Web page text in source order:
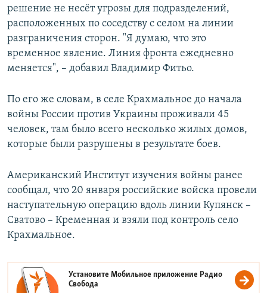
решение не несёт угрозы для подразделений,
расположенных по соседству с селом на линии
разграничения сторон. "Я думаю, что это
временное явление. Линия фронта ежедневно
меняется", – добавил Владимир Фитьо.
По его же словам, в селе Крахмальное до начала
войны России против Украины проживали 45
человек, там было всего несколько жилых домов,
которые были разрушены в результате боев.
Американский Институт изучения войны ранее
сообщал, что 20 января российские войска провели
наступательную операцию вдоль линии Купянск –
Сватово – Кременная и взяли под контроль село
Крахмальное.
Установите Мобильное приложение Радио
Свобода